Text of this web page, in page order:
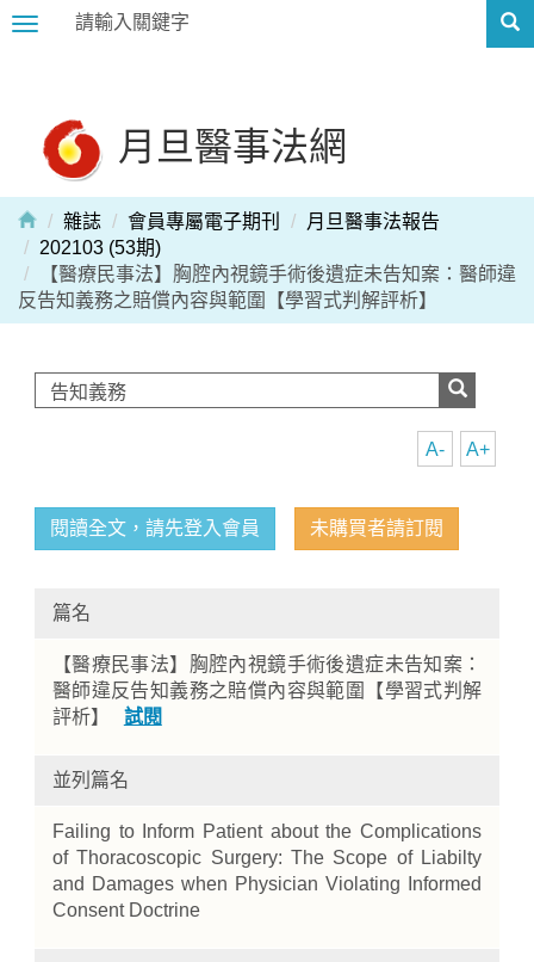
Toggle
月旦醫事法網
雜誌 會員專屬電子期刊
月旦醫事法報告
202103 (53期)
【醫療民事法】胸腔內視鏡手術後遺症未告知案：醫師違
反告知義務之賠償內容與範圍【學習式判解評析】
A+
A-
閱讀全文，請先登入會員 未購買者請訂閱
篇名
【醫療民事法】胸腔內視鏡手術後遺症未告知案：
醫師違反告知義務之賠償內容與範圍【學習式判解
評析】 試閱
並列篇名
Failing to Inform Patient about the Complications
of Thoracoscopic Surgery: The Scope of Liabilty
and Damages when Physician Violating Informed
Consent Doctrine